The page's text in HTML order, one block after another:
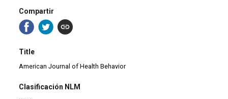
Compartir
Title
American Journal of Health Behavior
Clasificación NLM